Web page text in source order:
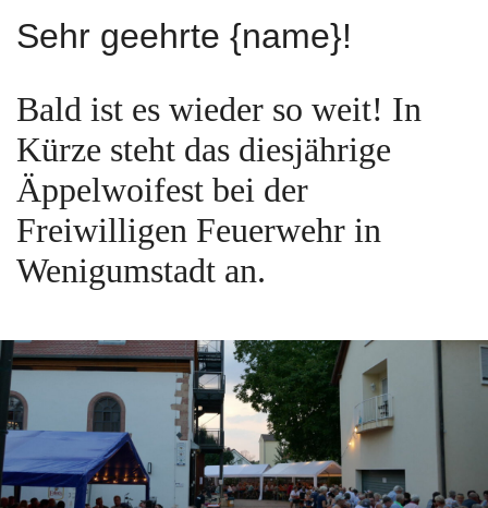
Sehr geehrte {name}!
Bald ist es wieder so weit! In
Kürze steht das diesjährige
Äppelwoifest bei der
Freiwilligen Feuerwehr in
Wenigumstadt an.